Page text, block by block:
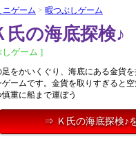
ニゲーム > 暇つぶしゲーム
の海底探検♪
ゲーム ]
足をかいくぐり、海底にある金貨
ゲームです。金貨を取りすぎると
重に船まで運ぼう
⇒ Ｋ氏の海底探検♪